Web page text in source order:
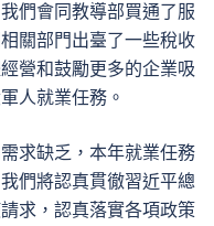
們會同教導部買通了服
關部門出臺了一些稅收
營和鼓勵更多的企業吸
人就業任務。
求缺乏，本年就業任務
們將認真貫徹習近平總
求，認真落實各項政策